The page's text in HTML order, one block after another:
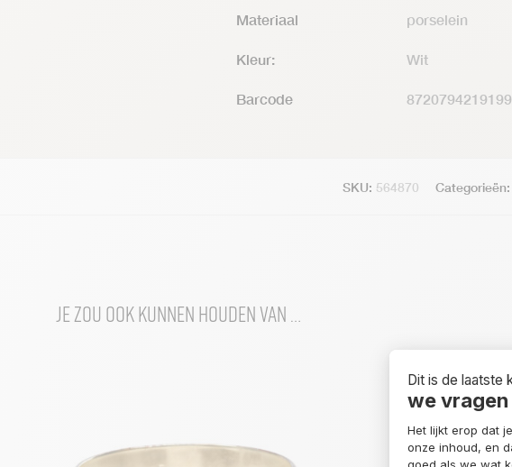
Materiaal porselein
Kleur: Wit
Barcode 8720794219199
SKU: 564870 Categorieën:
Je zou ook kunnen houden van …